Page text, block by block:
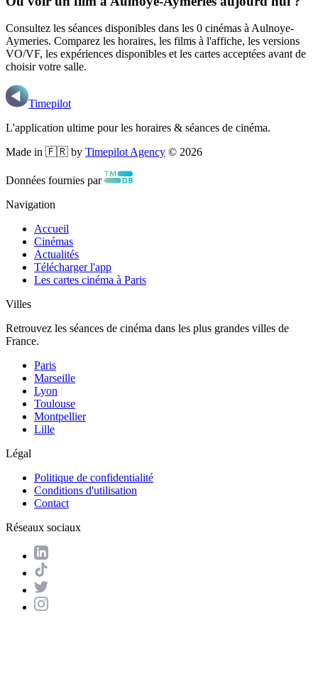
Consultez les séances disponibles dans les 0 cinémas à Aulnoye-
Aymeries. Comparez les horaires, les films à l'affiche, les versions
VO/VF, les expériences disponibles et les cartes acceptées avant de
choisir votre salle.
Timepilot
L'application ultime pour les horaires & séances de cinéma.
Made in 🇫🇷 by Timepilot Agency © 2026
Données fournies par
Navigation
Accueil
Cinémas
Actualités
Télécharger l'app
Les cartes cinéma à Paris
Villes
Retrouvez les séances de cinéma dans les plus grandes villes de
France.
Paris
Marseille
Lyon
Toulouse
Montpellier
Lille
Légal
Politique de confidentialité
Conditions d'utilisation
Contact
Réseaux sociaux